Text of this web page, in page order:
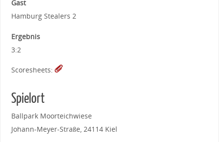
Gast
Hamburg Stealers 2
Ergebnis
3:2
Scoresheets:
Spielort
Ballpark Moorteichwiese
Johann-Meyer-Straße, 24114 Kiel